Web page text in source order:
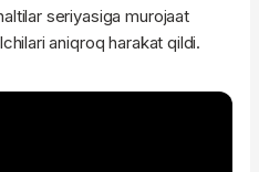
seriyasiga murojaat
aniqroq harakat qildi.